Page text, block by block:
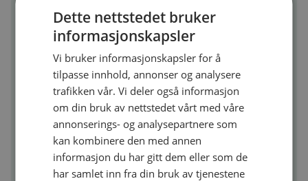
vekt på en proaktiv tilnærming til
cybersikkerhet ved å identifisere
sårbarheter og redusere risikoer før de
påvirker driften din. Med et sterkt fokus
på etiske praksiser og etterlevelse av
regelverk som GDPR, sørger vi for at
dataene dine og personvernet ditt alltid
er beskyttet. Ved å kombinere
banebrytende teknologi med
Dette nettstedet bruker
informasjonskapsler
Vi bruker informasjonskapsler for å
tilpasse innhold, annonser og analysere
trafikken vår. Vi deler også informasjon
om din bruk av nettstedet vårt med våre
annonserings- og analysepartnere som
kan kombinere den med annen
informasjon du har gitt dem eller som de
har samlet inn fra din bruk av tjenestene